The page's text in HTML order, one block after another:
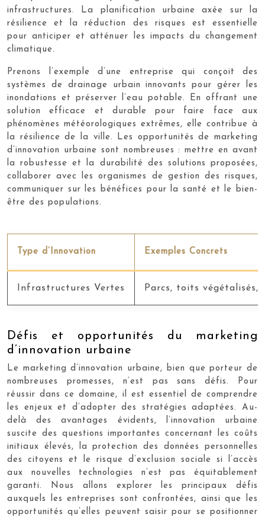
infrastructures. La planification urbaine axée sur la
résilience et la réduction des risques est essentielle
pour anticiper et atténuer les impacts du changement
climatique.
Prenons l’exemple d’une entreprise qui conçoit des
systèmes de drainage urbain innovants pour gérer les
inondations et préserver l’eau potable. En offrant une
solution efficace et durable pour faire face aux
phénomènes météorologiques extrêmes, elle contribue à
la résilience de la ville. Les opportunités de marketing
d’innovation urbaine sont nombreuses : mettre en avant
la robustesse et la durabilité des solutions proposées,
collaborer avec les organismes de gestion des risques,
communiquer sur les bénéfices pour la santé et le bien-
être des populations.
Type d’Innovation Exemples Concrets
Infrastructures Vertes Parcs, toits végétalisés,
Défis et opportunités du marketing
d’innovation urbaine
Le marketing d’innovation urbaine, bien que porteur de
nombreuses promesses, n’est pas sans défis. Pour
réussir dans ce domaine, il est essentiel de comprendre
les enjeux et d’adopter des stratégies adaptées. Au-
delà des avantages évidents, l’innovation urbaine
suscite des questions importantes concernant les coûts
initiaux élevés, la protection des données personnelles
des citoyens et le risque d’exclusion sociale si l’accès
aux nouvelles technologies n’est pas équitablement
garanti. Nous allons explorer les principaux défis
auxquels les entreprises sont confrontées, ainsi que les
opportunités qu’elles peuvent saisir pour se positionner